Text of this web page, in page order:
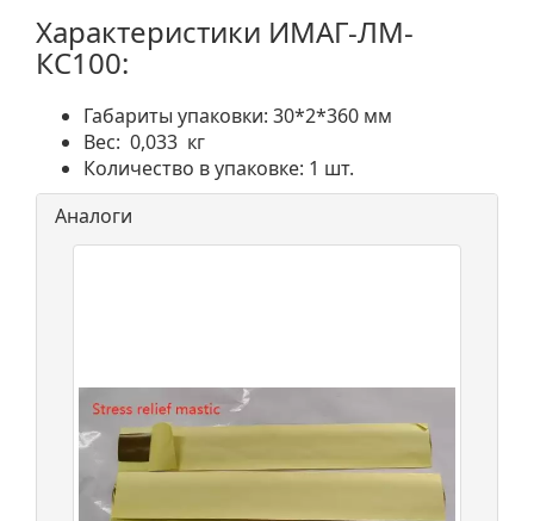
Характеристики ИМАГ-ЛМ-
КС100:
Габариты упаковки: 30*2*360 мм
Вес: 0,033 кг
Количество в упаковке: 1 шт.
Аналоги